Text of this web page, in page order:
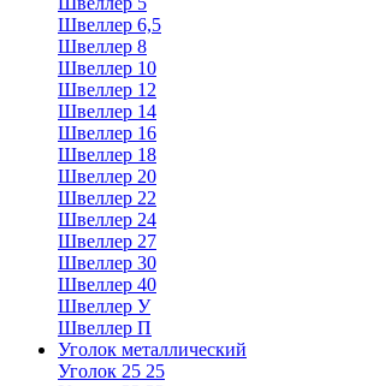
Швеллер 6,5
Швеллер 8
Швеллер 10
Швеллер 12
Швеллер 14
Швеллер 16
Швеллер 18
Швеллер 20
Швеллер 22
Швеллер 24
Швеллер 27
Швеллер 30
Швеллер 40
Швеллер У
Швеллер П
Уголок металлический
Уголок 25 25